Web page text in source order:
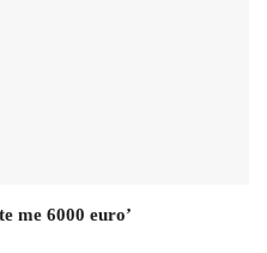
me 6000 euro’